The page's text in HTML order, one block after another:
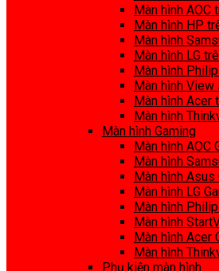
Màn hình AOC
Màn hình HP
Màn hình
Màn hình LG
Màn hình
Màn hình View
Màn hình Acer
Màn hình
Màn hình Gaming
Màn hình AOC
Màn hình
Màn hình Asus
Màn hình LG
Màn hình
Màn hình
Màn hình Acer
Màn hình
Phụ kiện màn hình